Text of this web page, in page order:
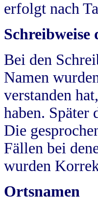
erfolgt nach
Schreibweise
Bei den
Namen
verstanden
haben. Später
Die
Fällen bei
wurden
Ortsnamen